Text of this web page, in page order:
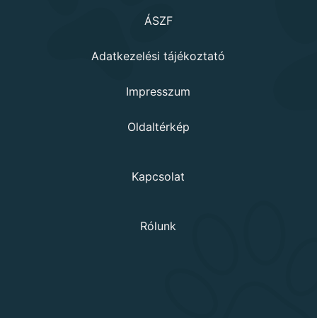
ÁSZF
Adatkezelési tájékoztató
Impresszum
Oldaltérkép
Kapcsolat
Rólunk